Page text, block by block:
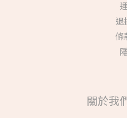
退
條
關於我